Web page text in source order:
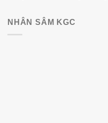
NHÂN SÂM KGC